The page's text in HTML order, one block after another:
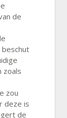
de
beschut
zoals
zou
deze is
de